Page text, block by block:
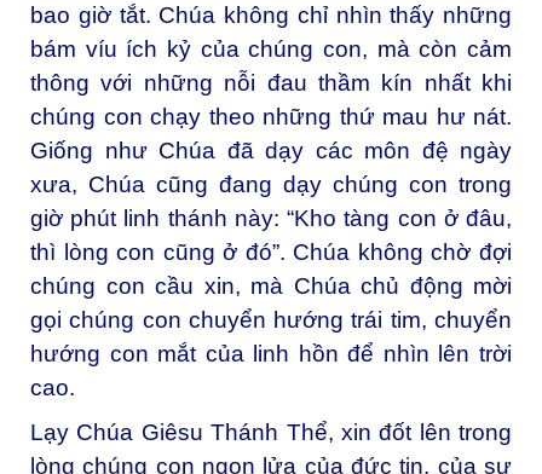
bao giờ tắt. Chúa không chỉ nhìn thấy những
bám víu ích kỷ của chúng con, mà còn cảm
thông với những nỗi đau thầm kín nhất khi
chúng con chạy theo những thứ mau hư nát.
Giống như Chúa đã dạy các môn đệ ngày
xưa, Chúa cũng đang dạy chúng con trong
giờ phút linh thánh này: “Kho tàng con ở đâu,
thì lòng con cũng ở đó”. Chúa không chờ đợi
chúng con cầu xin, mà Chúa chủ động mời
gọi chúng con chuyển hướng trái tim, chuyển
hướng con mắt của linh hồn để nhìn lên trời
cao.
Lạy Chúa Giêsu Thánh Thể, xin đốt lên trong
lòng chúng con ngọn lửa của đức tin, của sự